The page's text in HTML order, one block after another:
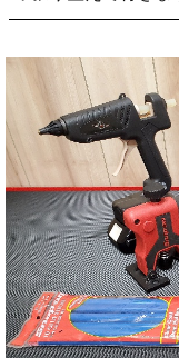
ダー凹み 海
フェンダープロテクター
ます。
工具が届かない場合は、